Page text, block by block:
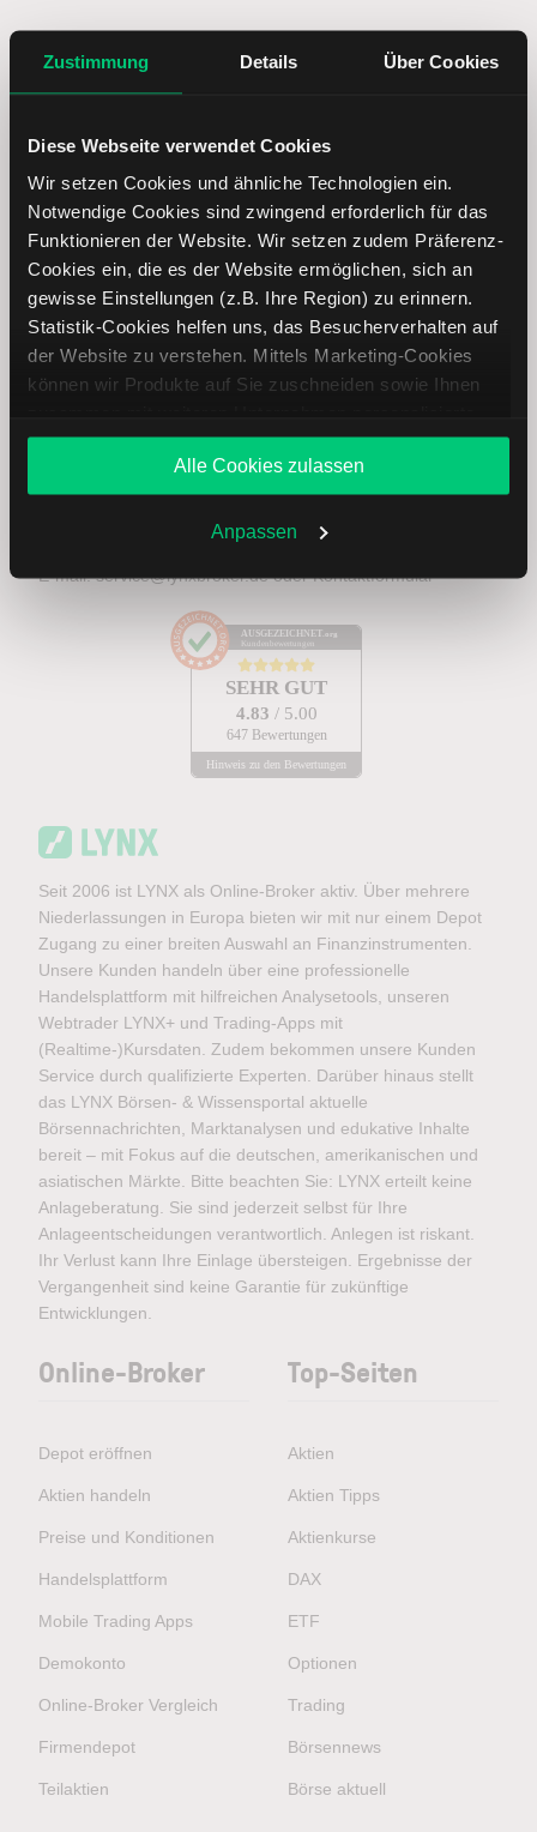
Zustimmung Details Über Cookies
Diese Webseite verwendet Cookies
Wir setzen Cookies und ähnliche Technologien ein.
Notwendige Cookies sind zwingend erforderlich für das
Funktionieren der Website. Wir setzen zudem Präferenz-
Cookies ein, die es der Website ermöglichen, sich an
gewisse Einstellungen (z.B. Ihre Region) zu erinnern.
Statistik-Cookies helfen uns, das Besucherverhalten auf
der Website zu verstehen. Mittels Marketing-Cookies
können wir Produkte auf Sie zuschneiden sowie Ihnen
Angebote unterbreiten. Sie entscheiden, welche Cookies
Sie zulassen oder ablehnen. Ihre Entscheidung können
Sie jederzeit in denCookie-Einstellungenändern.
Weitere Infos auch in unsererDatenschutzerklärung
Alle Cookies zulassen
Anpassen
Treten Sie mit uns in Kontakt
+49 30 303 28 66 90
E-mail:service@lynxbroker.deoderKontaktformular
AUSGEZEICHNET .org
Kundenbewertungen
SEHR GUT
4.83 / 5.00
647 Bewertungen
Hinweis zu den Bewertungen
Immer up to date – mit unseren
Newslettern
Ihre E-Mail-Adresse (erforderlich)
Abonnieren
Seit 2006 ist LYNX als Online-Broker aktiv. Über mehrere
Niederlassungen in Europa bieten wir mit nur einem Depot
Zugang zu einer breiten Auswahl an Finanzinstrumenten.
Unsere Kunden handeln über eine professionelle
Handelsplattform mit hilfreichen Analysetools, unseren
Webtrader LYNX+ und Trading-Apps mit
(Realtime-)Kursdaten. Zudem bekommen unsere Kunden
Service durch qualifizierte Experten. Darüber hinaus stellt
das LYNX Börsen- & Wissensportal aktuelle
Börsennachrichten, Marktanalysen und edukative Inhalte
bereit – mit Fokus auf die deutschen, amerikanischen und
asiatischen Märkte. Bitte beachten Sie: LYNX erteilt keine
Anlageberatung. Sie sind jederzeit selbst für Ihre
Anlageentscheidungen verantwortlich. Anlegen ist riskant.
Ihr Verlust kann Ihre Einlage übersteigen. Ergebnisse der
Vergangenheit sind keine Garantie für zukünftige
Entwicklungen.
Online-Broker
Depot eröffnen
Aktien handeln
Preise und Konditionen
Handelsplattform
Mobile Trading Apps
Demokonto
Online-Broker Vergleich
Firmendepot
Teilaktien
Top-Seiten
Aktien
Aktien Tipps
Aktienkurse
DAX
ETF
Optionen
Trading
Börsennews
Börse aktuell